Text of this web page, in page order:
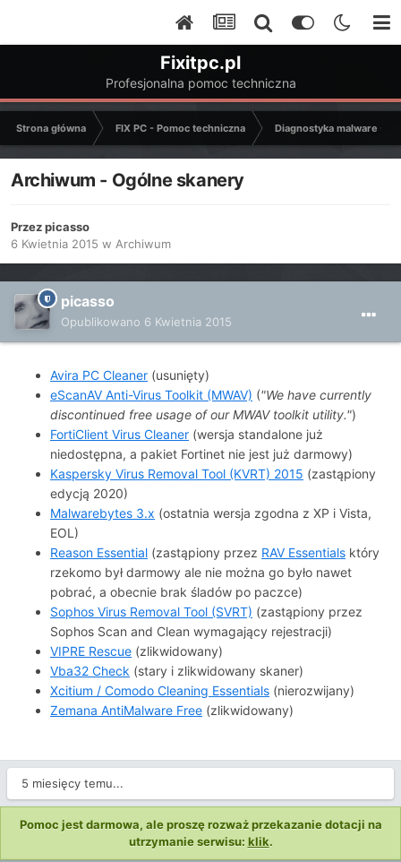
Fixitpc.pl
Profesjonalna pomoc techniczna
Strona główna FIX PC - Pomoc techniczna Diagnostyka malware -
Archiwum - Ogólne skanery
Przezpicasso
6 Kwietnia 2015 w Archiwum
picasso
Opublikowano 6 Kwietnia 2015
Avira PC Cleaner (usunięty)
eScanAV Anti-Virus Toolkit (MWAV) ("We have currently
discontinued free usage of our MWAV toolkit utility.")
FortiClient Virus Cleaner (wersja standalone już
niedostępna, a pakiet Fortinet nie jest już darmowy)
Kaspersky Virus Removal Tool (KVRT) 2015 (zastąpiony
edycją 2020)
Malwarebytes 3.x (ostatnia wersja zgodna z XP i Vista,
EOL)
Reason Essential (zastąpiony przez RAV Essentials który
rzekomo był darmowy ale nie można go było nawet
pobrać, a obecnie brak śladów po paczce)
Sophos Virus Removal Tool (SVRT) (zastąpiony przez
Sophos Scan and Clean wymagający rejestracji)
VIPRE Rescue (zlikwidowany)
Vba32 Check (stary i zlikwidowany skaner)
Xcitium / Comodo Cleaning Essentials (nierozwijany)
Zemana AntiMalware Free (zlikwidowany)
5 miesięcy temu...
Pomoc jest darmowa, ale proszę rozważ przekazanie dotacji na
utrzymanie serwisu: klik.